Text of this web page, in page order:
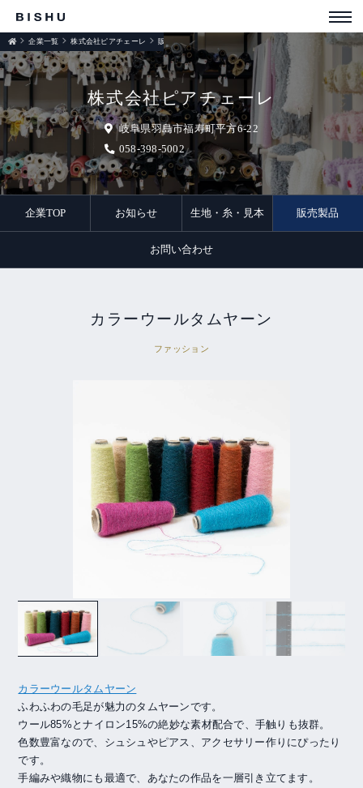
株式会社ピアチェーレ
岐阜県羽島市福寿町平方6-22
058-398-5002
企業一覧 株式会社ピアチェーレ 販売製品
企業TOP お知らせ 生地・糸・見本 販売製品
お問い合わせ
カラーウールタムヤーン
ファッション
カラーウールタムヤーン
ふわふわの毛足が魅力のタムヤーンです。
ウール85%とナイロン15%の絶妙な素材配合で、手触りも抜群。
色数豊富なので、シュシュやピアス、アクセサリー作りにぴったり
です。
手編みや織物にも最適で、あなたの作品を一層引き立てます。